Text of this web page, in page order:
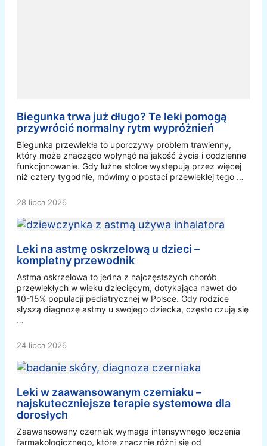
Biegunka trwa już długo? Te leki pomogą
przywrócić normalny rytm wypróżnień
Biegunka przewlekła to uporczywy problem trawienny,
który może znacząco wpłynąć na jakość życia i codzienne
funkcjonowanie. Gdy luźne stolce występują przez więcej
niż cztery tygodnie, mówimy o postaci przewlekłej tego …
28 lipca 2026
Leki na astmę oskrzelową u dzieci –
kompletny przewodnik
Astma oskrzelowa to jedna z najczęstszych chorób
przewlekłych w wieku dziecięcym, dotykająca nawet do
10-15% populacji pediatrycznej w Polsce. Gdy rodzice
słyszą diagnozę astmy u swojego dziecka, często czują się
…
24 lipca 2026
Leki w zaawansowanym czerniaku –
najskuteczniejsze terapie systemowe dla
dorosłych
Zaawansowany czerniak wymaga intensywnego leczenia
farmakologicznego, które znacznie różni się od